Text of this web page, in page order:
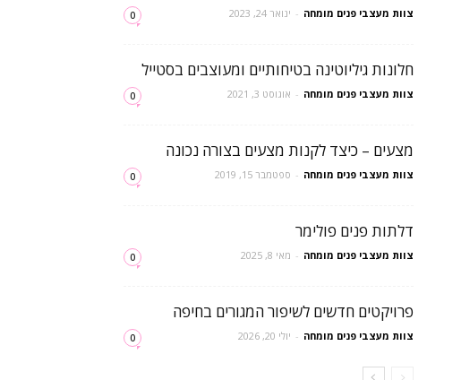
צוות מעצבי פנים מומחה - ינואר 24, 2023 0
חלונות גיליוטינה בטיחותיים ומעוצבים בסטייל
צוות מעצבי פנים מומחה - אוגוסט 3, 2021 0
מצעים – כיצד לקנות מצעים בצורה נכונה
צוות מעצבי פנים מומחה - ספטמבר 15, 2019 0
דלתות פנים פולימר
צוות מעצבי פנים מומחה - מאי 8, 2025 0
פרויקטים חדשים לשיפור המגורים בחיפה
צוות מעצבי פנים מומחה - יולי 20, 2026 0